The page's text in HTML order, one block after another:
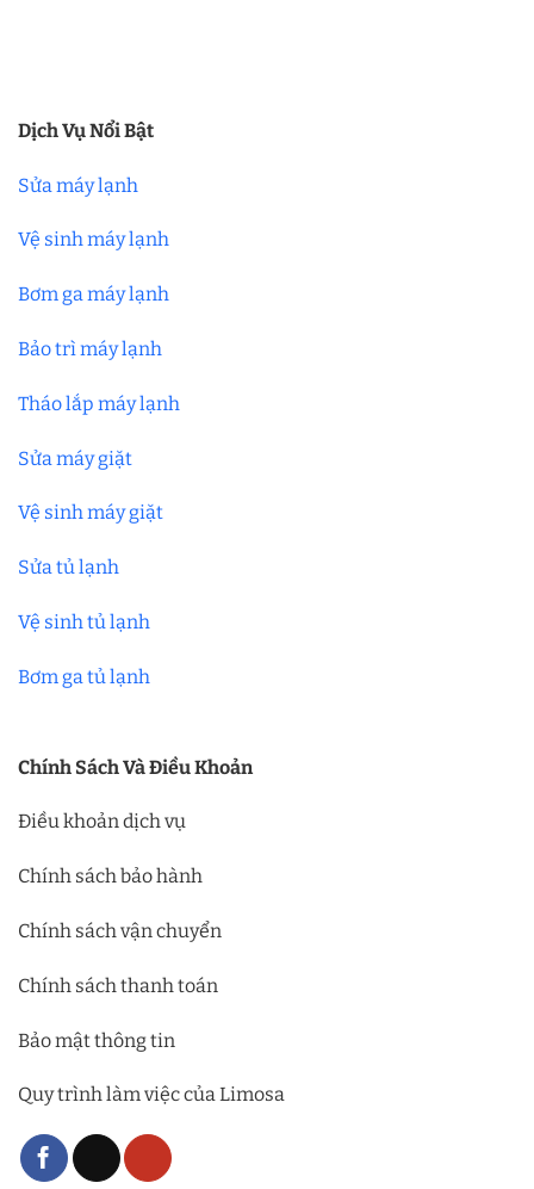
Dịch Vụ Nổi Bật
Sửa máy lạnh
Vệ sinh máy lạnh
Bơm ga máy lạnh
Bảo trì máy lạnh
Tháo lắp máy lạnh
Sửa máy giặt
Vệ sinh máy giặt
Sửa tủ lạnh
Vệ sinh tủ lạnh
Bơm ga tủ lạnh
Chính Sách Và Điều Khoản
Điều khoản dịch vụ
Chính sách bảo hành
Chính sách vận chuyển
Chính sách thanh toán
Bảo mật thông tin
Quy trình làm việc của Limosa